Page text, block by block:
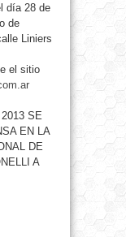
día 28 de
de
Liniers
el sitio
SE
EN LA
DE
A